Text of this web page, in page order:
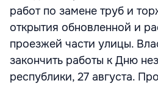
работ по замене труб и
открытия обновленной и
проезжей части улицы.
закончить работы к Дню
республики, 27 августа.